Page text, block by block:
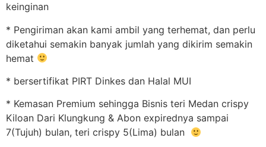
keinginan
* Pengiriman akan kami ambil yang terhemat, dan perlu
diketahui semakin banyak jumlah yang dikirim semakin
hemat
* bersertifikat PIRT Dinkes dan Halal MUI
* Kemasan Premium sehingga Bisnis teri Medan crispy
Kiloan Dari Klungkung & Abon expirednya sampai
7(Tujuh) bulan, teri crispy 5(Lima) bulan